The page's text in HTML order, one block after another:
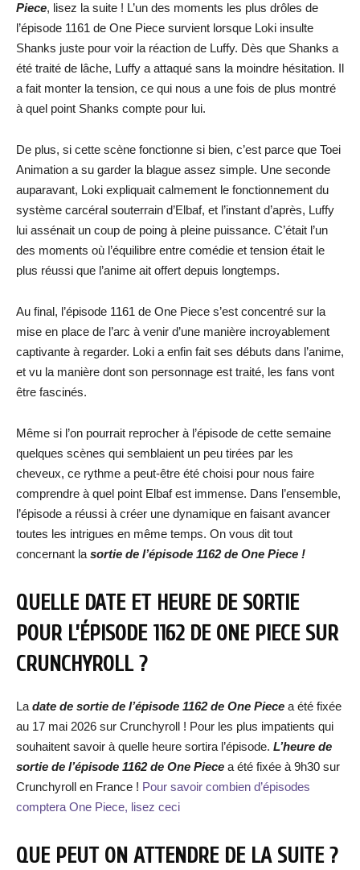
Piece, lisez la suite ! L’un des moments les plus drôles de
l’épisode 1161 de One Piece survient lorsque Loki insulte
Shanks juste pour voir la réaction de Luffy. Dès que Shanks a
été traité de lâche, Luffy a attaqué sans la moindre hésitation. Il
a fait monter la tension, ce qui nous a une fois de plus montré
à quel point Shanks compte pour lui.
De plus, si cette scène fonctionne si bien, c’est parce que Toei
Animation a su garder la blague assez simple. Une seconde
auparavant, Loki expliquait calmement le fonctionnement du
système carcéral souterrain d’Elbaf, et l’instant d’après, Luffy
lui assénait un coup de poing à pleine puissance. C’était l’un
des moments où l’équilibre entre comédie et tension était le
plus réussi que l’anime ait offert depuis longtemps.
Au final, l’épisode 1161 de One Piece s’est concentré sur la
mise en place de l’arc à venir d’une manière incroyablement
captivante à regarder. Loki a enfin fait ses débuts dans l’anime,
et vu la manière dont son personnage est traité, les fans vont
être fascinés.
Même si l’on pourrait reprocher à l’épisode de cette semaine
quelques scènes qui semblaient un peu tirées par les
cheveux, ce rythme a peut-être été choisi pour nous faire
comprendre à quel point Elbaf est immense. Dans l’ensemble,
l’épisode a réussi à créer une dynamique en faisant avancer
toutes les intrigues en même temps. On vous dit tout
concernant la sortie de l’épisode 1162 de One Piece !
QUELLE DATE ET HEURE DE SORTIE
POUR L’ÉPISODE 1162 DE ONE PIECE SUR
CRUNCHYROLL ?
La date de sortie de l’épisode 1162 de One Piece a été fixée
au 17 mai 2026 sur Crunchyroll ! Pour les plus impatients qui
souhaitent savoir à quelle heure sortira l’épisode. L’heure de
sortie de l’épisode 1162 de One Piece a été fixée à 9h30 sur
Crunchyroll en France ! Pour savoir combien d’épisodes
comptera One Piece, lisez ceci
QUE PEUT ON ATTENDRE DE LA SUITE ?